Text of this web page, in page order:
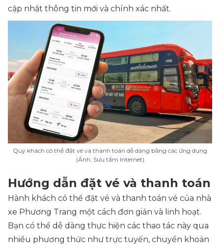
cập nhật thông tin mới và chính xác nhất.
Quý khách có thể đặt vé và thanh toán dễ dàng bằng các ứng dụng
(Ảnh: Sưu tầm Internet)
Hướng dẫn đặt vé và thanh toán
Hành khách có thể đặt vé và thanh toán vé của nhà
xe Phương Trang một cách đơn giản và linh hoạt.
Bạn có thể dễ dàng thực hiện các thao tác này qua
nhiều phương thức như trực tuyến, chuyển khoản